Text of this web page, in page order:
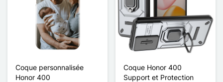
Coque personnalisée
Honor 400
Coque Honor 400
Support et Protection